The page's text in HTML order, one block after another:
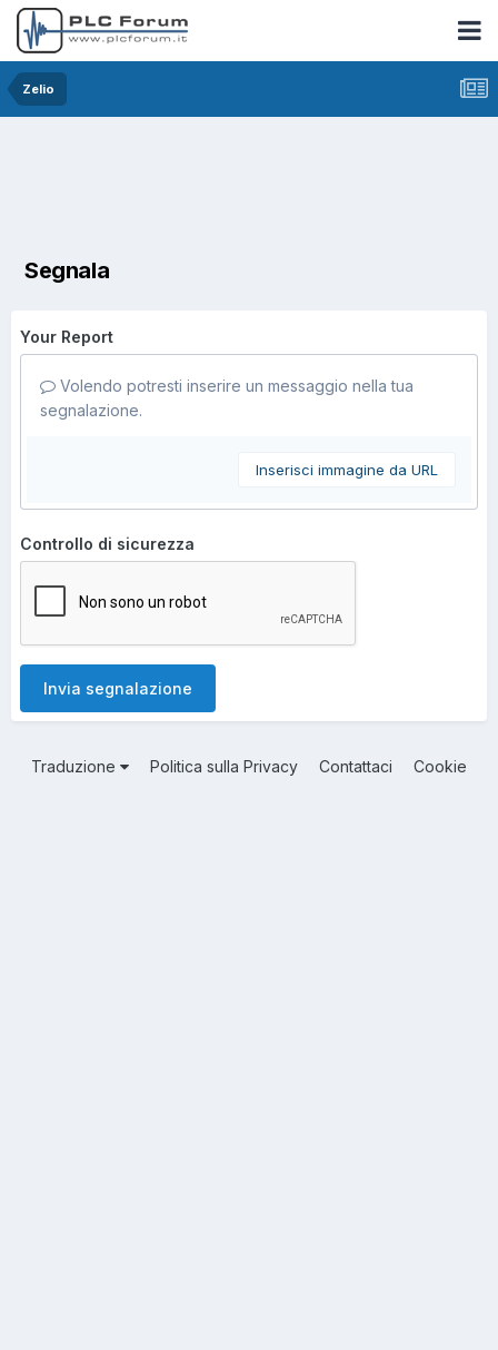
Zelio
Segnala
Your Report
Volendo potresti inserire un messaggio nella tua
segnalazione.
Inserisci immagine da URL
Controllo di sicurezza
Invia segnalazione
Traduzione Politica sulla Privacy Contattaci Cookie